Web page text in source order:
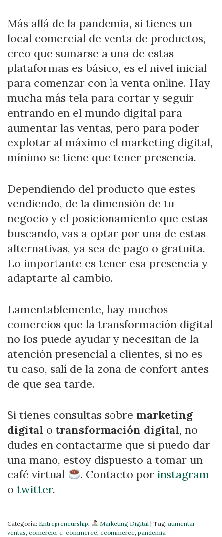
Más allá de la pandemia, si tienes un
local comercial de venta de productos,
creo que sumarse a una de estas
plataformas es básico, es el nivel inicial
para comenzar con la venta online. Hay
mucha más tela para cortar y seguir
entrando en el mundo digital para
aumentar las ventas, pero para poder
explotar al máximo el marketing digital,
mínimo se tiene que tener presencia.
Dependiendo del producto que estes
vendiendo, de la dimensión de tu
negocio y el posicionamiento que estas
buscando, vas a optar por una de estas
alternativas, ya sea de pago o gratuita.
Lo importante es tener esa presencia y
adaptarte al cambio.
Lamentablemente, hay muchos
comercios que la transformación digital
no los puede ayudar y necesitan de la
atención presencial a clientes, si no es
tu caso, salí de la zona de confort antes
de que sea tarde.
Si tienes consultas sobre marketing
digital o transformación digital, no
dudes en contactarme que si puedo dar
una mano, estoy dispuesto a tomar un
café virtual
. Contacto por instagram
o twitter.
Categoría: Entrepreneurship, Marketing Digital| Tag: aumentar
ventas, comercio, e-commerce, ecommerce, pandemia